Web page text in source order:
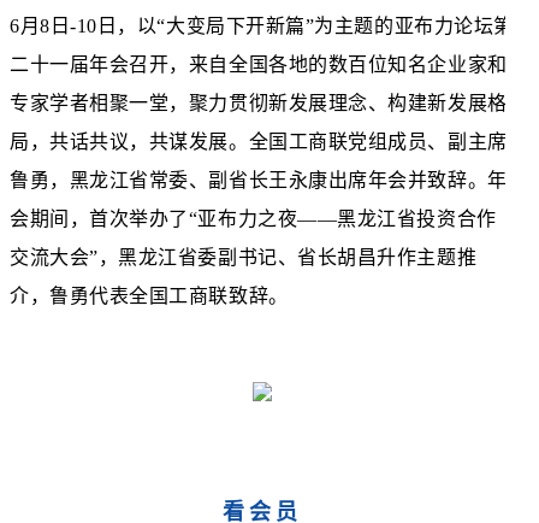
6月8日-10日，以“大变局下开新篇”为主题的亚布力论坛第
二十一届年会召开，来自全国各地的数百位知名企业家和
专家学者相聚一堂，聚力贯彻新发展理念、构建新发展格
局，共话共议，共谋发展。全国工商联党组成员、副主席
鲁勇，黑龙江省常委、副省长王永康出席年会并致辞。年
会期间，首次举办了“亚布力之夜——黑龙江省投资合作
交流大会”，黑龙江省委副书记、省长胡昌升作主题推
介，鲁勇代表全国工商联致辞。
看会员